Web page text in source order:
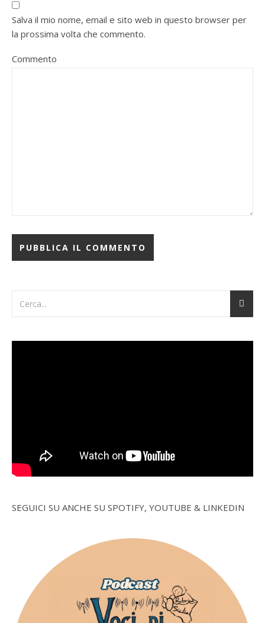
Salva il mio nome, email e sito web in questo browser per
la prossima volta che commento.
Commento
SEGUICI SU ANCHE SU SPOTIFY, YOUTUBE & LINKEDIN